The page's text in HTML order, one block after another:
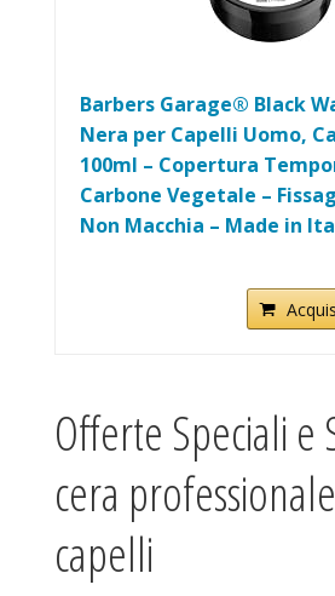
Barbers Garage® Black
Nera per Capelli Uomo,
100ml – Copertura
Carbone Vegetale –
Non Macchia – Made in
Offerte Speciali e
cera
capelli